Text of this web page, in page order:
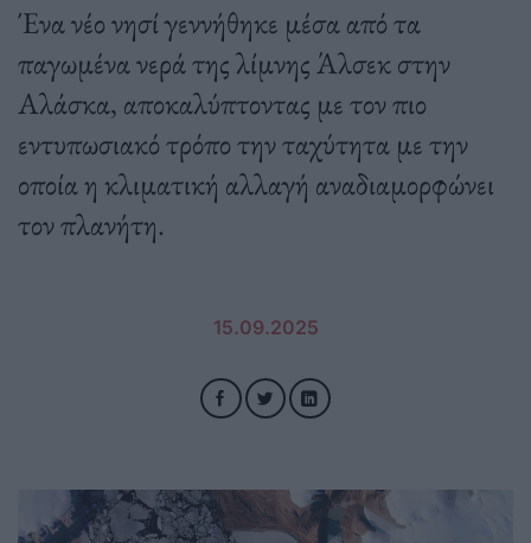
Ένα νέο νησί γεννήθηκε μέσα από τα
παγωμένα νερά της λίμνης Άλσεκ στην
Αλάσκα, αποκαλύπτοντας με τον πιο
εντυπωσιακό τρόπο την ταχύτητα με την
οποία η κλιματική αλλαγή αναδιαμορφώνει
τον πλανήτη.
15.09.2025